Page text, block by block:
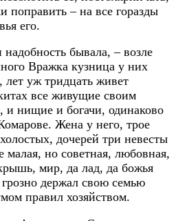
поправить – на все горазды
его.
бывала, – возле
Вражка кузница у них
лет уж тридцать живет
все живущие своим
и нищие и богачи, одинаково
Жена у него, трое
дочерей три невесты
малая, но советная, любовная,
мир, да лад, да божья
держал свою семью
правил хозяйством.